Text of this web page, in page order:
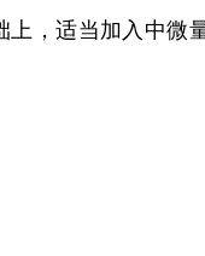
，适当加入中